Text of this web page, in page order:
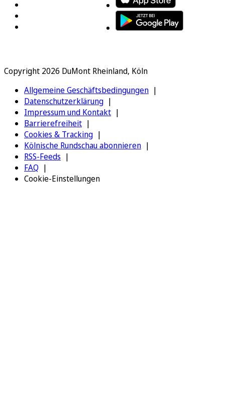
Copyright 2026 DuMont Rheinland, Köln
Allgemeine Geschäftsbedingungen
Datenschutzerklärung
Impressum und Kontakt
Barrierefreiheit
Cookies & Tracking
Kölnische Rundschau abonnieren
RSS-Feeds
FAQ
Cookie-Einstellungen